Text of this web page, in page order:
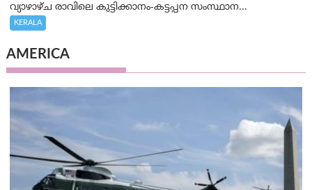
വ്യാഴാഴ്ച രാവിലെ കുട്ടിക്കാനം-കട്ടപ്പന സംസ്ഥാന...
KERALA
AMERICA